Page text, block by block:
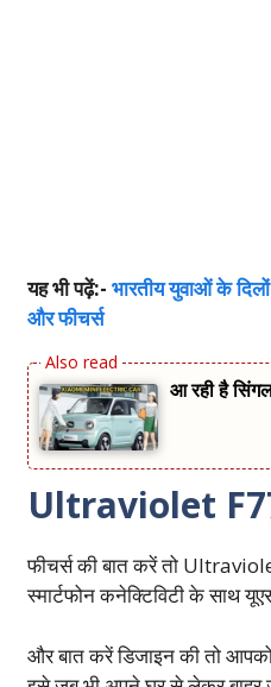
यह भी पढ़ें:- भारतीय युवाओं के
और फीचर्स
आ रही है
Ultraviolet
फीचर्स की बात करें तो
स्मार्टफोन कनेक्टिविटी के साथ
और बात करें डिजाइन की तो